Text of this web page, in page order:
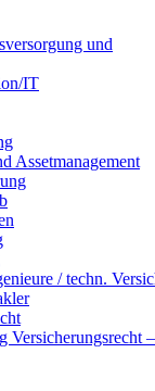
und
IT
Assetmanagement
/ techn.
Versicherungsrecht